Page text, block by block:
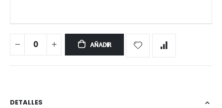
AÑADIR
DETALLES